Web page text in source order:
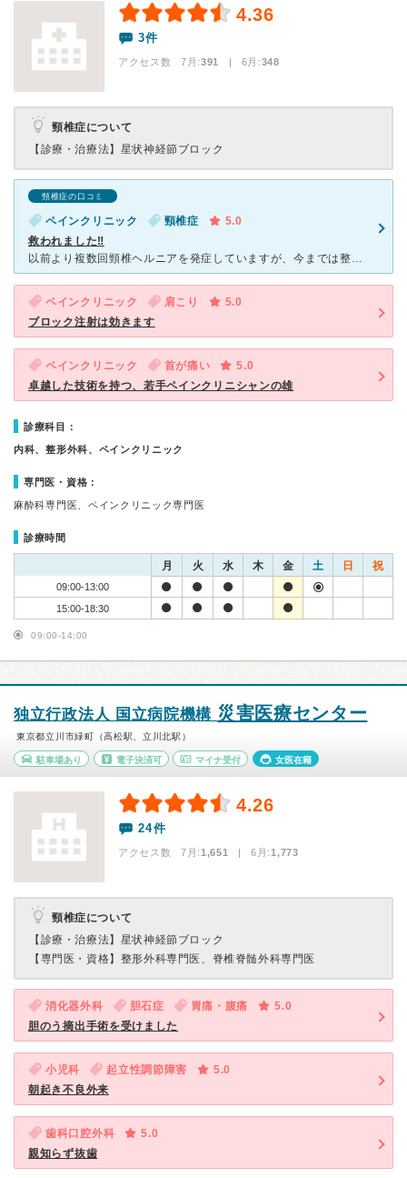
4.36
3件
アクセス数 7月:391 | 6月:348
頸椎症について
【診療・治療法】 星状神経節ブロック
頸椎症の口コミ
ペインクリニック 頸椎症
5.0
救われました‼️
以前より複数回頸椎ヘルニアを発症していますが、今までは整形外科を受診していました。今回整形外科で強い痛み止めを処方されましたが全く効果がなく、ペインクリニックを勧められ、ネット検索でたまたま職場近くに
ペインクリニック 肩こり
5.0
ブロック注射は効きます
ペインクリニック 首が痛い
5.0
卓越した技術を持つ、若手ペインクリニシャンの雄
診療科目：
内科、整形外科、ペインクリニック
専門医・資格：
麻酔科専門医、ペインクリニック専門医
診療時間
月 火 水 木 金 土 日 祝
09:00-13:00
15:00-18:30
09:00-14:00
独立行政法人 国立病院機構 災害医療センター
東京都立川市緑町（高松駅、立川北駅）
駐車場あり 電子決済可 マイナ受付 女医在籍
4.26
24件
アクセス数 7月:1,651 | 6月:1,773
頸椎症について
【診療・治療法】 星状神経節ブロック
【専門医・資格】 整形外科専門医、脊椎脊髄外科専門医
消化器外科 胆石症 胃痛・腹痛
5.0
胆のう摘出手術を受けました
小児科 起立性調節障害
5.0
朝起き不良外来
歯科口腔外科
5.0
親知らず抜歯